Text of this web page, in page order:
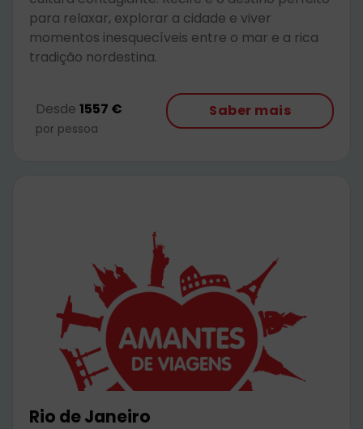
para relaxar, explorar a cidade e viver
momentos inesquecíveis entre o mar e a rica
tradição nordestina.
Desde 1557 €
por pessoa
Saber mais
Rio de Janeiro